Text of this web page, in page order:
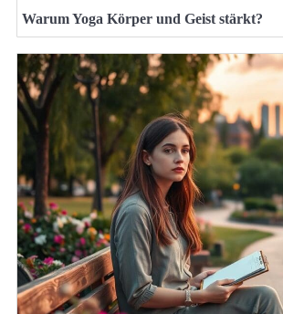
Warum Yoga Körper und Geist stärkt?